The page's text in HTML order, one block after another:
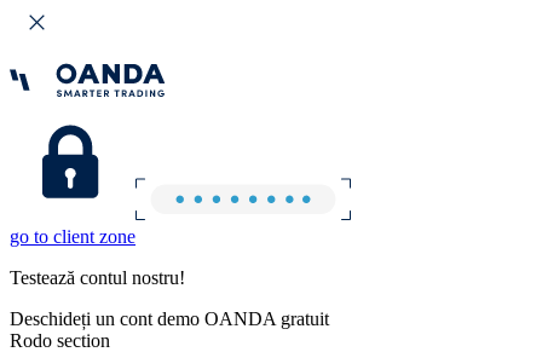
go to client zone
Testează contul nostru!
Deschideți un cont demo OANDA gratuit
Rodo section